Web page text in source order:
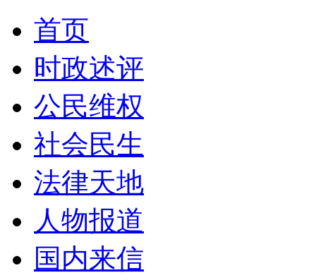
首页
时政述评
公民维权
社会民生
法律天地
人物报道
国内来信